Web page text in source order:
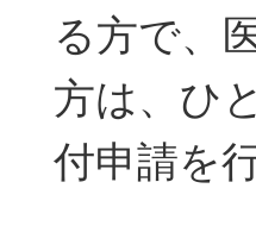
る方で、
方は、ひ
付申請を